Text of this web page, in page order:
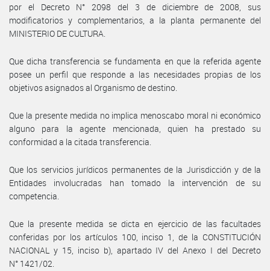
por el Decreto N° 2098 del 3 de diciembre de 2008, sus
modificatorios y complementarios, a la planta permanente del
MINISTERIO DE CULTURA.
Que dicha transferencia se fundamenta en que la referida agente
posee un perfil que responde a las necesidades propias de los
objetivos asignados al Organismo de destino.
Que la presente medida no implica menoscabo moral ni económico
alguno para la agente mencionada, quien ha prestado su
conformidad a la citada transferencia.
Que los servicios jurídicos permanentes de la Jurisdicción y de la
Entidades involucradas han tomado la intervención de su
competencia.
Que la presente medida se dicta en ejercicio de las facultades
conferidas por los artículos 100, inciso 1, de la CONSTITUCIÓN
NACIONAL y 15, inciso b), apartado IV del Anexo I del Decreto
N° 1421/02.